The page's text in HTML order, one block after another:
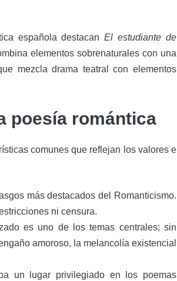
española destacanEl estudiante de
elementos sobrenaturales con una
mezcla drama teatral con elementos
poesía romántica
comunes que reflejan los valores e
más destacados del Romanticismo.
ni censura.
es uno de los temas centrales; sin
amoroso, la melancolía existencial
un lugar privilegiado en los poemas